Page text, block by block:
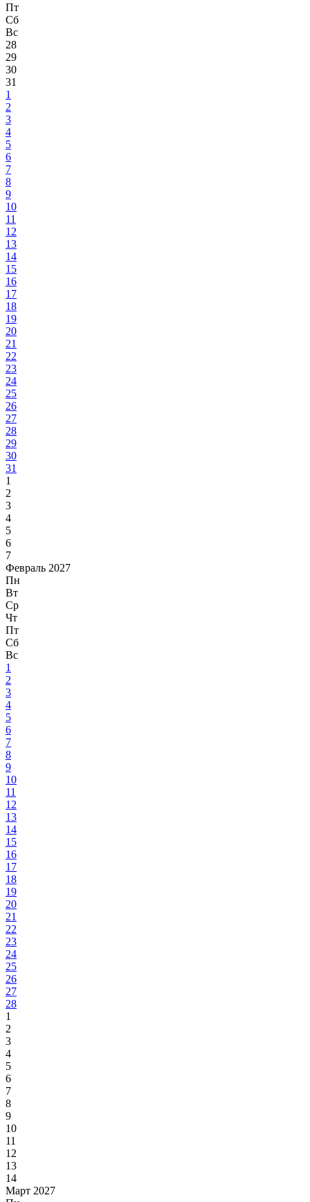
Пт
Сб
Вс
28
29
30
31
1
2
3
4
5
6
7
8
9
10
11
12
13
14
15
16
17
18
19
20
21
22
23
24
25
26
27
28
29
30
31
1
2
3
4
5
6
7
Февраль 2027
Пн
Вт
Ср
Чт
Пт
Сб
Вс
1
2
3
4
5
6
7
8
9
10
11
12
13
14
15
16
17
18
19
20
21
22
23
24
25
26
27
28
1
2
3
4
5
6
7
8
9
10
11
12
13
14
Март 2027